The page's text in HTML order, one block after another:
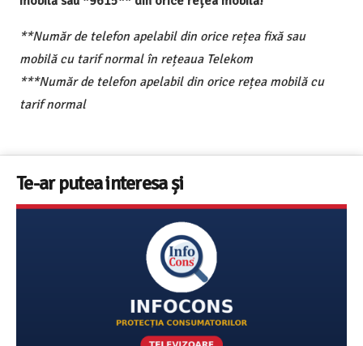
**Număr de telefon apelabil din orice rețea fixă sau
mobilă cu tarif normal în rețeaua Telekom
***Număr de telefon apelabil din orice rețea mobilă cu
tarif normal
Te-ar putea interesa și